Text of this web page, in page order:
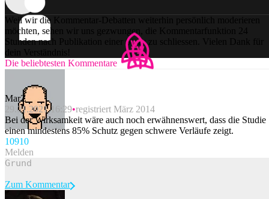
Weil wir die Kommentar-Debatten weiterhin persönlich moderieren
möchten, sehen wir uns gezwungen, die Kommentarfunktion 24
Stunden nach Publikation einer Story zu schliessen. Vielen Dank für
dein Verständnis!
Die beliebtesten Kommentare
MarZ
29.01.2021 16:29 registriert März 2014
Bei der Wirksamkeit wäre auch noch erwähnenswert, dass die Studie
einen mindestens 85% Schutz gegen schwere Verläufe zeigt.
10910
Melden
Zum Kommentar